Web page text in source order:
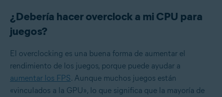
¿Debería hacer overclock a mi CPU para
juegos?
El overclocking es una buena forma de aumentar el
rendimiento de los juegos, porque puede ayudar a
aumentar los FPS. Aunque muchos juegos están
«vinculados a la GPU», lo que significa que la mayoría de